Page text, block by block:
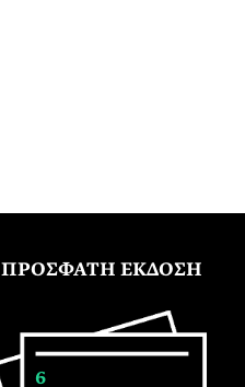
ΠΡΟΣΦΑΤΗ ΕΚΔΟΣΗ
6